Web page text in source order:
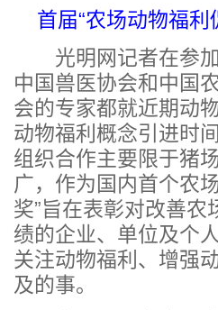
首届“农场动物福
光明网记者在参加
中国兽医协会和中国
会的专家都就近期动
动物福利概念引进时
组织合作主要限于猪
广，作为国内首个农
奖”旨在表彰对改善
绩的企业、单位及个
关注动物福利、增强
及的事。